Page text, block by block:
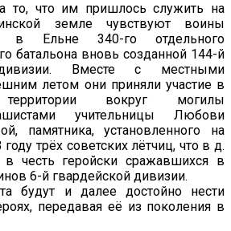
то, что им пришлось служить на
земле чувствуют воины
в Ельне 340-го отдельного
батальона вновь созданной 144-й
дивизии. Вместе с местными
летом они приняли участие в
территории вокруг могилы
учительницы Любови
памятника, установленного на
трёх советских лётчиц, что в д.
в честь геройски сражавшихся в
6-й гвардейской дивизии.
будут и далее достойно нести
передавая её из поколения в